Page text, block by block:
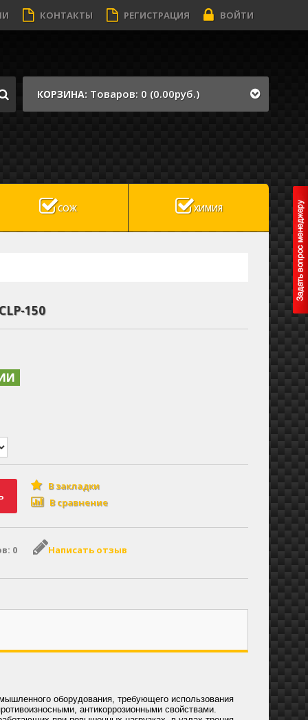
КОНТАКТЫ РЕГИСТРАЦИЯ ВОЙТИ
КОРЗИНА: Товаров: 0 (0.00руб.)
СОЖ ХИМИЯ
150
В закладки
В сравнение
0 Написать отзыв
оборудования, требующего использования
антикоррозионными свойствами.